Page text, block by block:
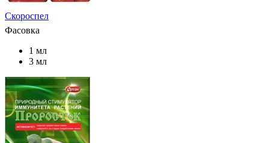
Скороспел
Фасовка
1 мл
3 мл